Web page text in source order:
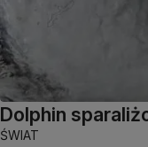
Dolphin
ŚWIAT